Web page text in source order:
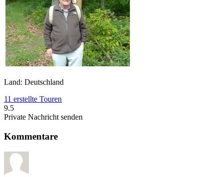
Land: Deutschland
11 erstellte Touren
9.5
Private Nachricht senden
Kommentare